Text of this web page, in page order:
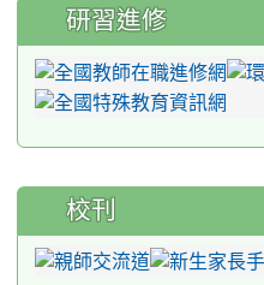
研習進修
校刊